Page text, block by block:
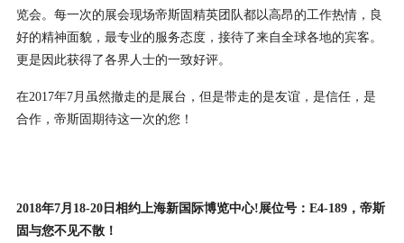
览会。每一次的展会现场帝斯固精英团队都以高昂的工作热情，良
好的精神面貌，最专业的服务态度，接待了来自全球各地的宾客。
更是因此获得了各界人士的一致好评。
在2017年7月虽然撤走的是展台，但是带走的是友谊，是信任，是
合作，帝斯固期待这一次的您！
2018年7月18-20日相约上海新国际博览中心!展位号：E4-189，帝斯
固与您不见不散！